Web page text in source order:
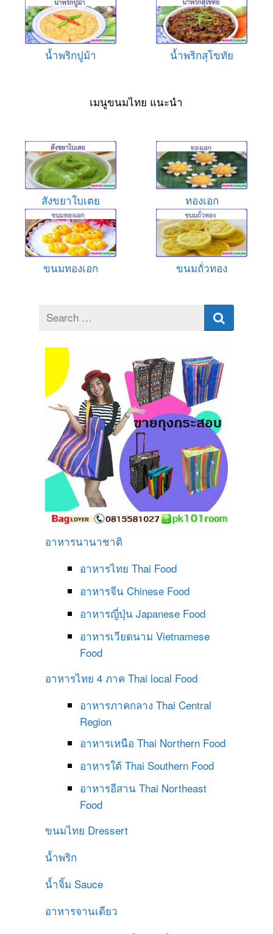
น้ำพริกปูม้า น้ำพริกสุโขทัย
เมนูขนมไทย แนะนำ
สังขยาใบเตย ทองเอก
ขนมทองเอก ขนมถั่วทอง
Search
for
อาหารนานาชาติ
อาหารไทย Thai Food
อาหารจีน Chinese Food
อาหารญี่ปุ่น Japanese Food
อาหารเวียดนาม Vietnamese
Food
อาหารไทย 4 ภาค Thai local Food
อาหารภาคกลาง Thai Central
Region
อาหารเหนือ Thai Northern Food
อาหารใต้ Thai Southern Food
อาหารอีสาน Thai Northeast
Food
ขนมไทย Dressert
น้ำพริก
น้ำจิ้ม Sauce
อาหารจานเดียว